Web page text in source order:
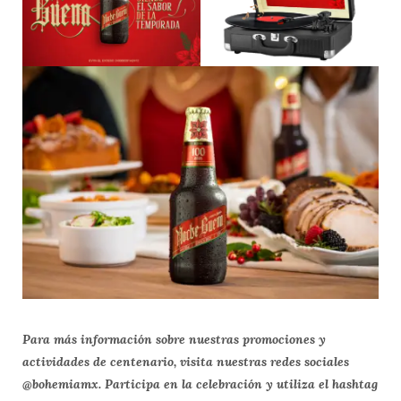
Para más información sobre nuestras promociones y
actividades de centenario, visita nuestras redes sociales
@bohemiamx. Participa en la celebración y utiliza el hashtag